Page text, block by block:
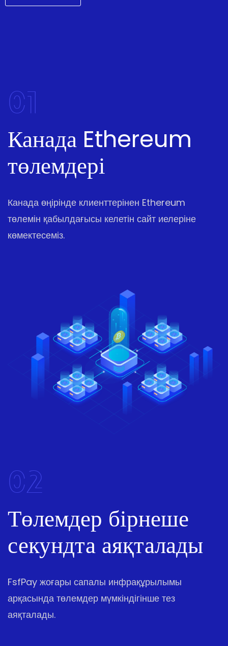
01
Канада Ethereum
төлемдері
Канада өңірінде клиенттерінен Ethereum
төлемін қабылдағысы келетін сайт иелеріне
көмектесеміз.
02
Төлемдер бірнеше
секундта аяқталады
FsfPay жоғары сапалы инфрақұрылымы
арқасында төлемдер мүмкіндігінше тез
аяқталады.